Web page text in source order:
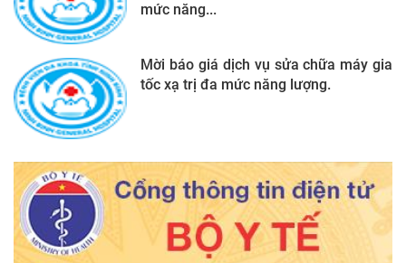
mức năng...
Mời báo giá dịch vụ sửa chữa máy gia
tốc xạ trị đa mức năng lượng.